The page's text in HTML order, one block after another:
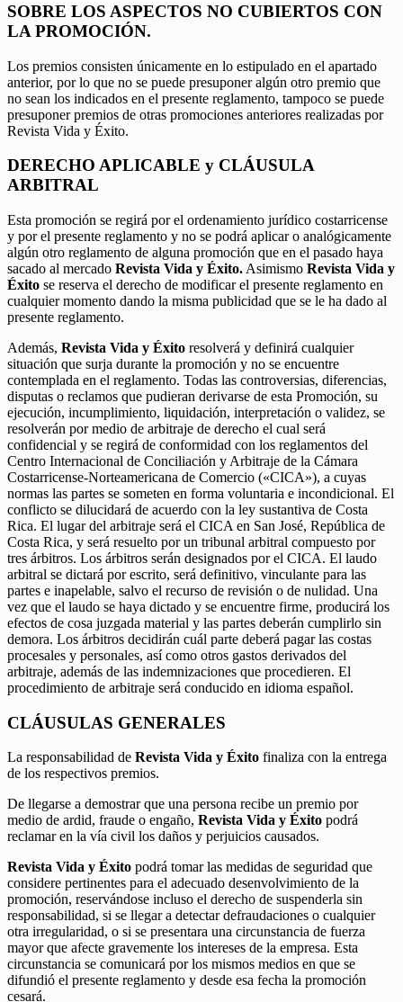
SOBRE LOS ASPECTOS NO CUBIERTOS CON
LA PROMOCIÓN.
Los premios consisten únicamente en lo estipulado en el apartado
anterior, por lo que no se puede presuponer algún otro premio que
no sean los indicados en el presente reglamento, tampoco se puede
presuponer premios de otras promociones anteriores realizadas por
Revista Vida y Éxito.
DERECHO APLICABLE y CLÁUSULA
ARBITRAL
Esta promoción se regirá por el ordenamiento jurídico costarricense
y por el presente reglamento y no se podrá aplicar o analógicamente
algún otro reglamento de alguna promoción que en el pasado haya
sacado al mercado Revista Vida y Éxito. Asimismo Revista Vida y
Éxito se reserva el derecho de modificar el presente reglamento en
cualquier momento dando la misma publicidad que se le ha dado al
presente reglamento.
Además, Revista Vida y Éxito resolverá y definirá cualquier
situación que surja durante la promoción y no se encuentre
contemplada en el reglamento. Todas las controversias, diferencias,
disputas o reclamos que pudieran derivarse de esta Promoción, su
ejecución, incumplimiento, liquidación, interpretación o validez, se
resolverán por medio de arbitraje de derecho el cual será
confidencial y se regirá de conformidad con los reglamentos del
Centro Internacional de Conciliación y Arbitraje de la Cámara
Costarricense-Norteamericana de Comercio («CICA»), a cuyas
normas las partes se someten en forma voluntaria e incondicional. El
conflicto se dilucidará de acuerdo con la ley sustantiva de Costa
Rica. El lugar del arbitraje será el CICA en San José, República de
Costa Rica, y será resuelto por un tribunal arbitral compuesto por
tres árbitros. Los árbitros serán designados por el CICA. El laudo
arbitral se dictará por escrito, será definitivo, vinculante para las
partes e inapelable, salvo el recurso de revisión o de nulidad. Una
vez que el laudo se haya dictado y se encuentre firme, producirá los
efectos de cosa juzgada material y las partes deberán cumplirlo sin
demora. Los árbitros decidirán cuál parte deberá pagar las costas
procesales y personales, así como otros gastos derivados del
arbitraje, además de las indemnizaciones que procedieren. El
procedimiento de arbitraje será conducido en idioma español.
CLÁUSULAS GENERALES
La responsabilidad de Revista Vida y Éxito finaliza con la entrega
de los respectivos premios.
De llegarse a demostrar que una persona recibe un premio por
medio de ardid, fraude o engaño, Revista Vida y Éxito podrá
reclamar en la vía civil los daños y perjuicios causados.
Revista Vida y Éxito podrá tomar las medidas de seguridad que
considere pertinentes para el adecuado desenvolvimiento de la
promoción, reservándose incluso el derecho de suspenderla sin
responsabilidad, si se llegar a detectar defraudaciones o cualquier
otra irregularidad, o si se presentara una circunstancia de fuerza
mayor que afecte gravemente los intereses de la empresa. Esta
circunstancia se comunicará por los mismos medios en que se
difundió el presente reglamento y desde esa fecha la promoción
cesará.